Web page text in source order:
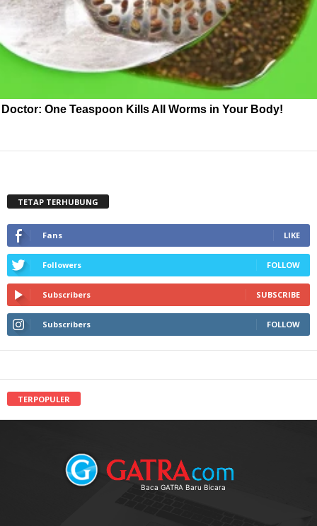
Doctor: One Teaspoon Kills All Worms in Your Body!
TETAP TERHUBUNG
Fans LIKE
Followers FOLLOW
Subscribers SUBSCRIBE
Subscribers FOLLOW